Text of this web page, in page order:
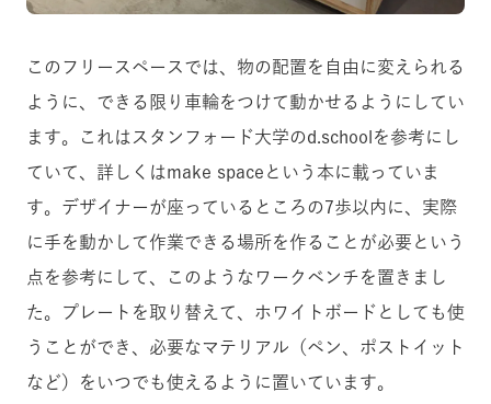
このフリースペースでは、物の配置を自由に変えられる
ように、できる限り車輪をつけて動かせるようにしてい
ます。これはスタンフォード大学のd.schoolを参考にし
ていて、詳しくはmake spaceという本に載っていま
す。デザイナーが座っているところの7歩以内に、実際
に手を動かして作業できる場所を作ることが必要という
点を参考にして、このようなワークベンチを置きまし
た。プレートを取り替えて、ホワイトボードとしても使
うことができ、必要なマテリアル（ペン、ポストイット
など）をいつでも使えるように置いています。